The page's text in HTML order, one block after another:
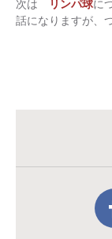
次は リンパ球に
話になりますが、